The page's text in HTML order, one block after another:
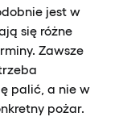
jest w
się różne
Zawsze
palić, a nie w
pożar.